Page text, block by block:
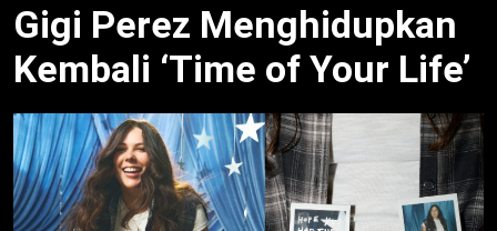
Gigi Perez Menghidupkan
Kembali ‘Time of Your Life’